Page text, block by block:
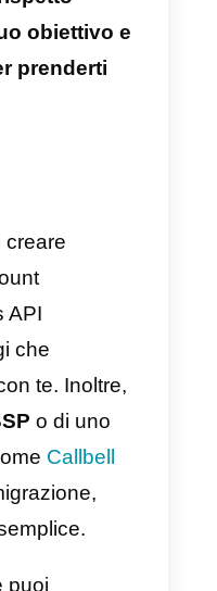
vivamente di
tutte le
in modo da poter
sia in ordine.
non hai letto
infrangi una
potrebbe
Continuare
è necessario